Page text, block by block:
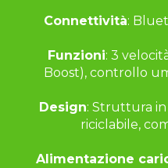
Connettività:
Funzioni: 3
Boost), controllo
Design: Struttura
riciclabile,
Alimentazione